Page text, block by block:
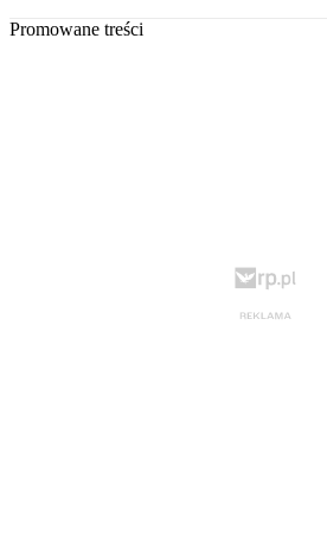
Promowane treści